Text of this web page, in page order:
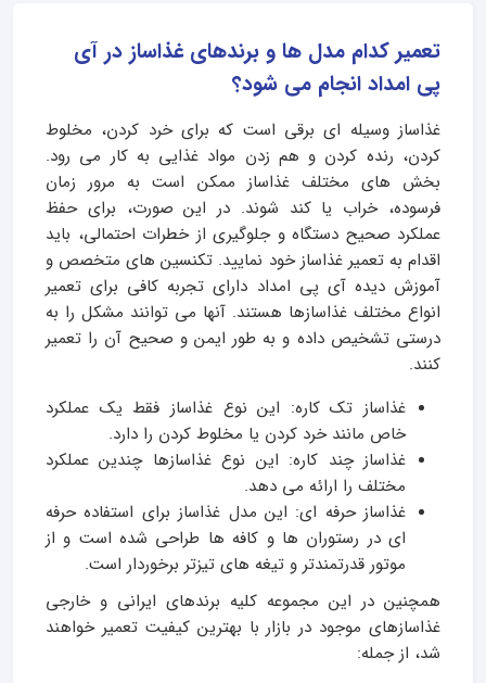
تعمیر کدام مدل ها و برندهای غذاساز در آی
پی امداد انجام می شود؟
غذاساز وسیله ای برقی است که برای خرد کردن، مخلوط
کردن، رنده کردن و هم زدن مواد غذایی به کار می رود.
بخش های مختلف غذاساز ممکن است به مرور زمان
فرسوده، خراب یا کند شوند. در این صورت، برای حفظ
عملکرد صحیح دستگاه و جلوگیری از خطرات احتمالی، باید
اقدام به تعمیر غذاساز خود نمایید. تکنسین های متخصص و
آموزش دیده آی پی امداد دارای تجربه کافی برای تعمیر
انواع مختلف غذاسازها هستند. آنها می توانند مشکل را به
درستی تشخیص داده و به طور ایمن و صحیح آن را تعمیر
کنند.
غذاساز تک کاره: این نوع غذاساز فقط یک عملکرد
خاص مانند خرد کردن یا مخلوط کردن را دارد.
غذاساز چند کاره: این نوع غذاسازها چندین عملکرد
مختلف را ارائه می دهد.
غذاساز حرفه ای: این مدل غذاساز برای استفاده حرفه
ای در رستوران ها و کافه ها طراحی شده است و از
موتور قدرتمندتر و تیغه های تیزتر برخوردار است.
همچنین در این مجموعه کلیه برندهای ایرانی و خارجی
غذاسازهای موجود در بازار با بهترین کیفیت تعمیر خواهند
شد، از جمله: